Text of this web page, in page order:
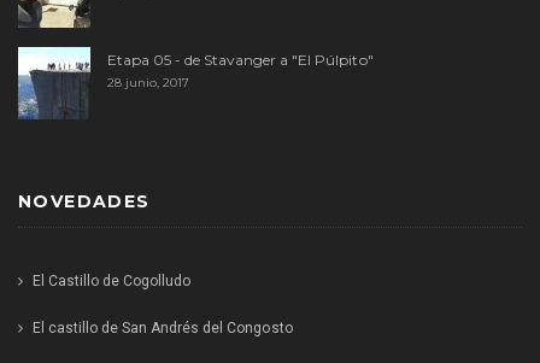
Etapa 05 - de Stavanger a "El Púlpito"
28 junio, 2017
NOVEDADES
El Castillo de Cogolludo
El castillo de San Andrés del Congosto